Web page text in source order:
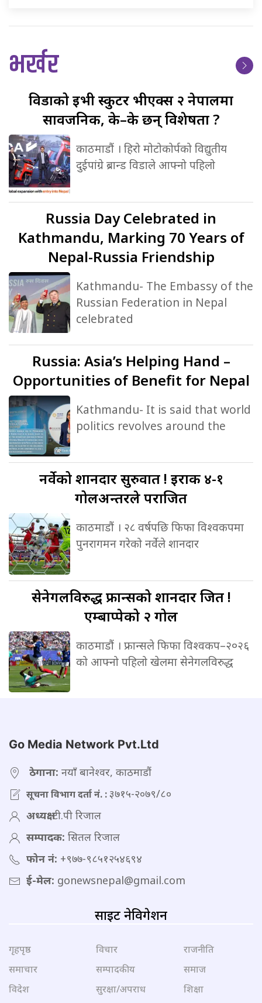
भर्खर
विडाकोईभी स्कुटर भीएक्स २ नेपालमा
सार्वजनिक, के–के छन् विशेषता ?
काठमाडौं । हिरो मोटोकोर्पको विद्युतीय
दुईपांग्रे ब्रान्ड विडाले आफ्नो पहिलो
Russia Day Celebrated in
Kathmandu, Marking 70 Years of
Nepal-Russia Friendship
Kathmandu- The Embassy of the
Russian Federation in Nepal
celebrated
Russia: Asia’s Helping Hand –
Opportunities of Benefit for Nepal
Kathmandu- It is said that world
politics revolves around the
नर्वेकोशानदार सुरुवात ! इराक ४-१
गोलअन्तरले पराजित
काठमाडौं । २८ वर्षपछि फिफा विश्वकपमा
पुनरागमन गरेको नर्वेले शानदार
सेनेगलविरुद्धफ्रान्सको शानदार जित !
एम्बाप्पेको २ गोल
काठमाडौं । फ्रान्सले फिफा विश्वकप–२०२६
को आफ्नो पहिलो खेलमा सेनेगलविरुद्ध
Go Media Network Pvt.Ltd
ठेगाना: नयाँ बानेश्वर, काठमाडौं
सूचना विभाग दर्ता नं. :३७१५-२०७९/८०
अध्यक्ष:टी.पी रिजाल
सम्पादक: सितल रिजाल
फोन नं: +९७७-९८५१२५४६९४
ई-मेल: gonewsnepal@gmail.com
साइट नेविगेशन
गृहपृष्ठ
समाचार
विदेश
विचार
सम्पादकीय
सुरक्षा/अपराध
राजनीति
समाज
शिक्षा